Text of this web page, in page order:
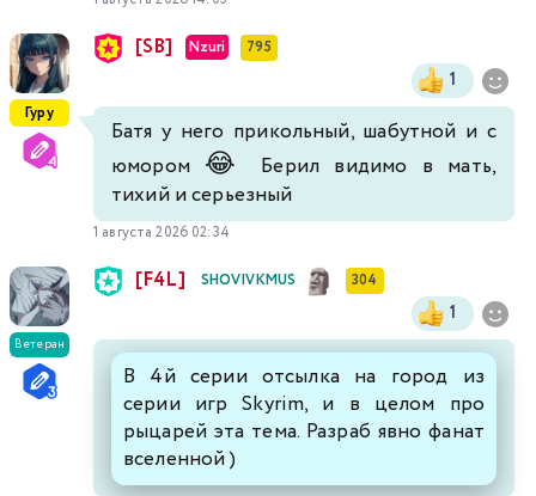
Гуру
[SB] Nzuri 795
1
Батя у него прикольный, шабутной и с
юмором 😂
Берил видимо в мать,
тихий и серьезный
1 августа 2026 02:34
Ветеран
[F4L] SHOVIVKMUS 304
1
В 4й серии отсылка на город из
серии игр Skyrim, и в целом про
рыцарей эта тема. Разраб явно фанат
вселенной )